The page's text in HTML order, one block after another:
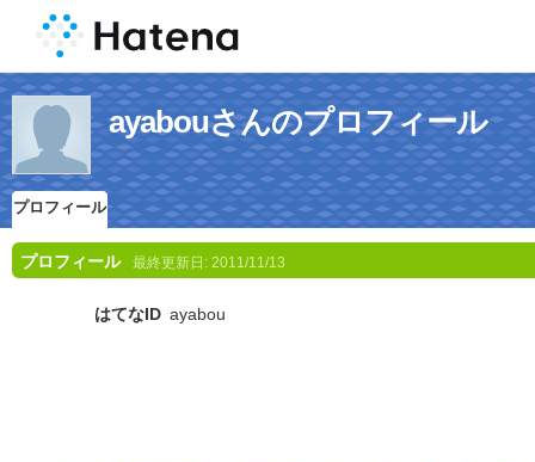
ayabouさんのプロフィール
プロフィール
プロフィール 最終更新日: 2011/11/13
はてなID ayabou